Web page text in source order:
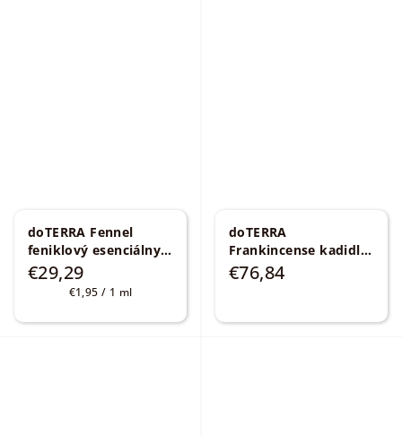
doTERRA Fennel
feniklový esenciálny
olej 15 ml
Foeniculum vulgare
€29,29
Jednotková
€1,95 / 1 ml
doTERRA
Frankincense kadidlo
+ Drevo Naio Stick 30
Air™ Vapor Stick
€76,84